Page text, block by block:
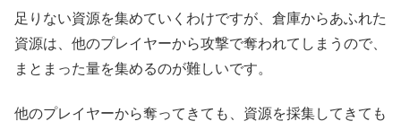
足りない資源を集めていくわけですが、倉庫からあふれた
資源は、他のプレイヤーから攻撃で奪われてしまうので、
まとまった量を集めるのが難しいです。
他のプレイヤーから奪ってきても、資源を採集してきても